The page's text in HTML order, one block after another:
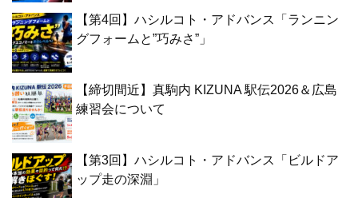
【第4回】ハシルコト・アドバンス「ランニン
グフォームと”巧みさ”」
【締切間近】真駒内 KIZUNA 駅伝2026＆広島
練習会について
【第3回】ハシルコト・アドバンス「ビルドア
ップ走の深淵」